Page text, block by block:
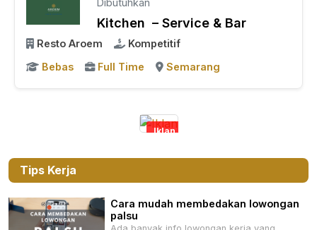
Dibutuhkan
Kitchen – Service & Bar
Resto Aroem
Kompetitif
Bebas
Full Time Semarang
Iklan
Tips Kerja
Cara mudah membedakan lowongan
palsu